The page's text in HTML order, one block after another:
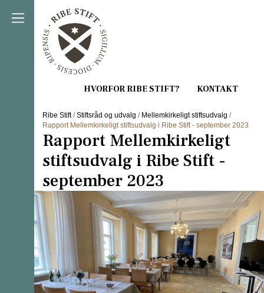
Direkte til indholdet
Ribe Stift/Stiftsråd og udvalg / Mellemkirkeligt stiftsudvalg /
Rapport Mellemkirkeligt stiftsudvalg i Ribe Stift - september 2023
Rapport Mellemkirkeligt
stiftsudvalg i Ribe Stift -
september 2023